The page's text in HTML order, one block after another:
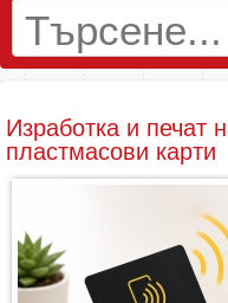
Изработка и печат
пластмасови карти